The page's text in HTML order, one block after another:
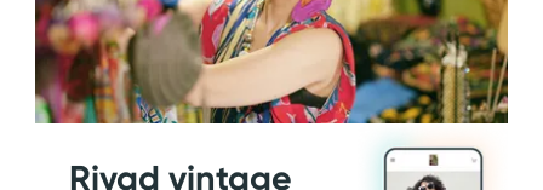
Riyad vintage